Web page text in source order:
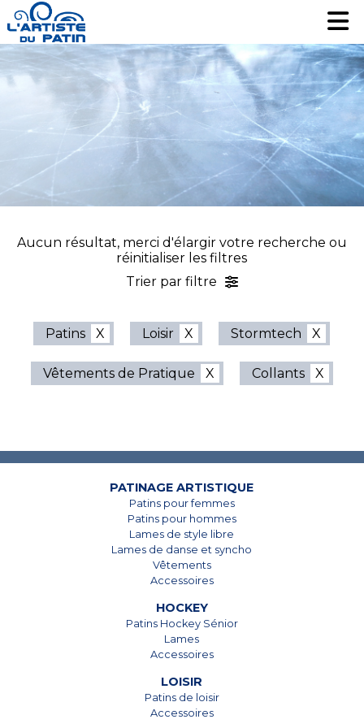
Hockey
Liquidation
Nous contacter
EN
7825, Boul. Taschereau
Brossard, Qc
J4Y 1A4
450 678-5442
Aucun résultat, merci d'élargir votre recherche ou
réinitialiser les filtres
Trier par filtre
Patins Loisir Stormtech
Vêtements de Pratique Collants
PATINAGE ARTISTIQUE
Patins pour femmes
Patins pour hommes
Lames de style libre
Lames de danse et syncho
Vêtements
Accessoires
HOCKEY
Patins Hockey Sénior
Lames
Accessoires
LOISIR
Patins de loisir
Accessoires
Hockey
Liquidation
Nous contacter
EN
7825, Boul. Taschereau
Brossard, Qc
J4Y 1A4
450 678-5442